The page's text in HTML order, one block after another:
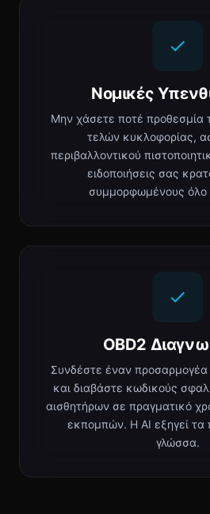
Νομικές
Μην χάσετε ποτέ προθεσμία
τελών κυκλοφορίας,
περιβαλλοντικού
ειδοποιήσεις σας
συμμορφωμένους όλο
OBD2
Συνδέστε έναν
και διαβάστε κωδικούς
αισθητήρων σε πραγματικό
εκπομπών. Η AI εξηγεί τα
γλώσσα.